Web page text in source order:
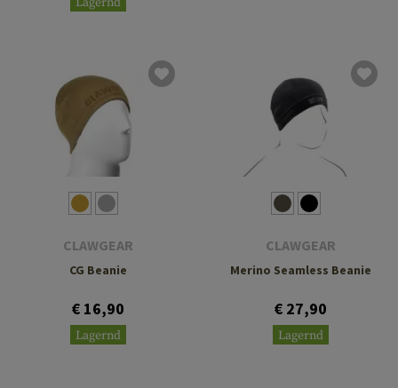
CLAWGEAR
CG Beanie
€ 16,90
Lagernd
CLAWGEAR
Merino Seamless Beanie
€ 27,90
Lagernd